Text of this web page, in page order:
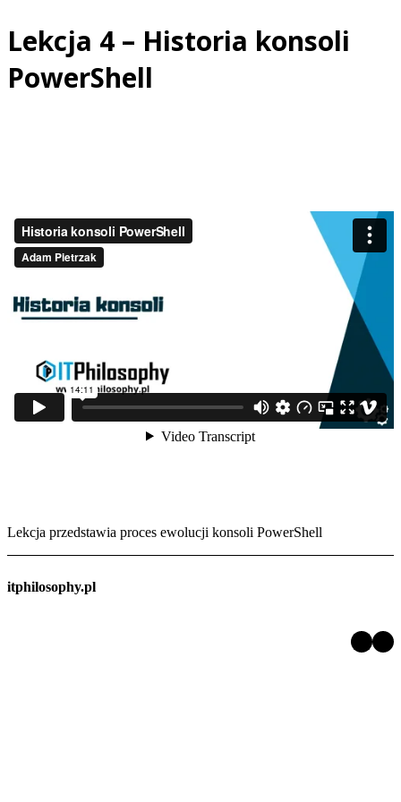
Przejdź
do
Lekcja 4 – Historia konsoli
PowerShell
Lekcja przedstawia proces ewolucji konsoli PowerShell
itphilosophy.pl
LinkedIn Facebook